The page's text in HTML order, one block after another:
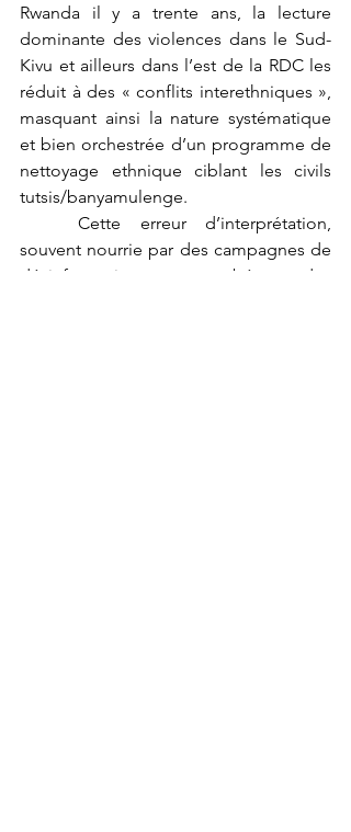
Rwanda il y a trente ans, la lecture
dominante des violences dans le Sud-
Kivu et ailleurs dans l’est de la RDC les
réduit à des « conflits interethniques »,
masquant ainsi la nature systématique
et bien orchestrée d’un programme de
nettoyage ethnique ciblant les civils
tutsis/banyamulenge.
	Cette erreur d’interprétation,
souvent nourrie par des campagnes de
désinformation, est exacerbée par des